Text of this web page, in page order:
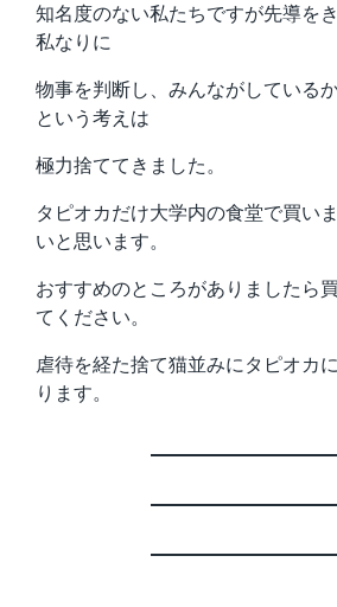
知名度のない私たちですが先導を
私なりに
物事を判断し、みんながしている
という考えは
極力捨ててきました。
タピオカだけ大学内の食堂で買い
いと思います。
おすすめのところがありましたら
てください。
虐待を経た捨て猫並みにタピオカ
ります。